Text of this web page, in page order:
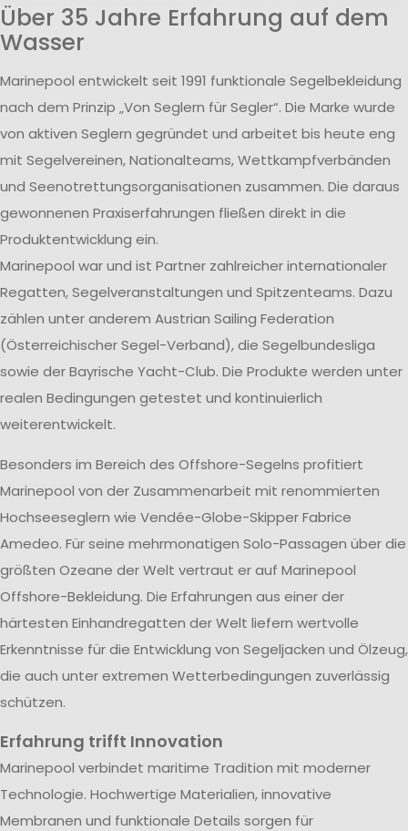
Über 35 Jahre Erfahrung auf dem
Wasser
Marinepool entwickelt seit 1991 funktionale Segelbekleidung
nach dem Prinzip „Von Seglern für Segler“. Die Marke wurde
von aktiven Seglern gegründet und arbeitet bis heute eng
mit Segelvereinen, Nationalteams, Wettkampfverbänden
und Seenotrettungsorganisationen zusammen. Die daraus
gewonnenen Praxiserfahrungen fließen direkt in die
Produktentwicklung ein.
Marinepool war und ist Partner zahlreicher internationaler
Regatten, Segelveranstaltungen und Spitzenteams. Dazu
zählen unter anderem Austrian Sailing Federation
(Österreichischer Segel-Verband), die Segelbundesliga
sowie der Bayrische Yacht-Club. Die Produkte werden unter
realen Bedingungen getestet und kontinuierlich
weiterentwickelt.
Besonders im Bereich des Offshore-Segelns profitiert
Marinepool von der Zusammenarbeit mit renommierten
Hochseeseglern wie Vendée-Globe-Skipper Fabrice
Amedeo. Für seine mehrmonatigen Solo-Passagen über die
größten Ozeane der Welt vertraut er auf Marinepool
Offshore-Bekleidung. Die Erfahrungen aus einer der
härtesten Einhandregatten der Welt liefern wertvolle
Erkenntnisse für die Entwicklung von Segeljacken und Ölzeug,
die auch unter extremen Wetterbedingungen zuverlässig
schützen.
Erfahrung trifft Innovation
Marinepool verbindet maritime Tradition mit moderner
Technologie. Hochwertige Materialien, innovative
Membranen und funktionale Details sorgen für